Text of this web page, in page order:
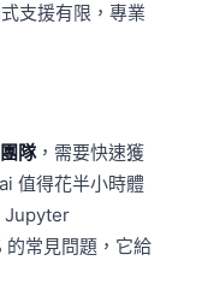
支援有限，專業
隊，需要快速獲
值得花半小時體
Jupyter
常見問題，它給